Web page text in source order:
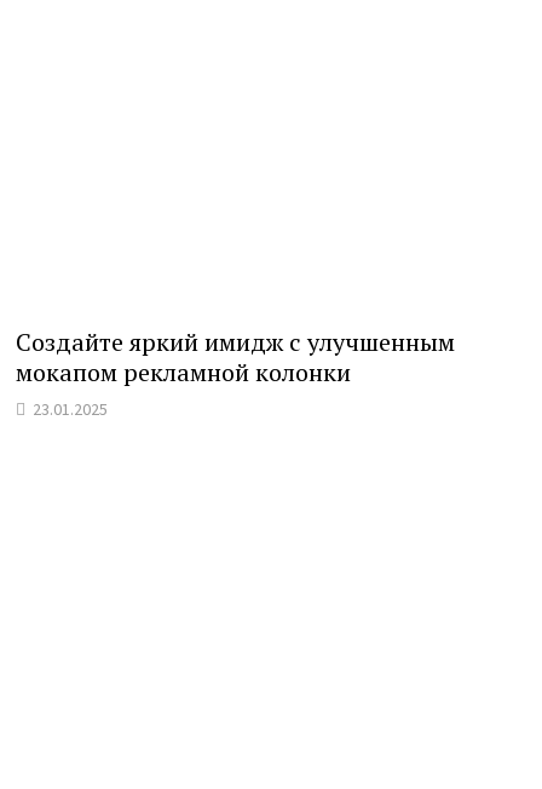
Создайте яркий имидж с улучшенным
мокапом рекламной колонки
23.01.2025